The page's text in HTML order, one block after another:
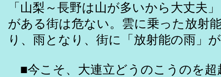
「山梨～長野は山が多いから大丈夫
がある街は危ない。雲に乗った放射
り、雨となり、街に「放射能の雨」
■今こそ、大連立どうのこうのを超